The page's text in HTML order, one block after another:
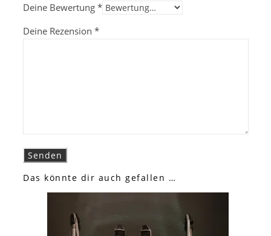
Deine Bewertung *
Deine Rezension *
Das könnte dir auch gefallen …